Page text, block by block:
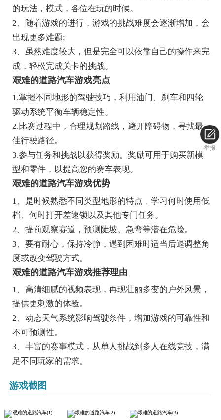
的玩法，模式，各位在玩的时候。
2、随着游戏的进行，游戏的挑战难度会逐渐增加，会
出现更多难题;
3、虽然难度较大，但是完全可以依靠自己的操作来完
成，轻松完成关卡的挑战。
艰难的道路汽车游戏亮点
1.掌握不同地形的驾驶技巧，利用油门、刹车和四轮
驱动系统平衡车辆稳定性。
2.比赛过程中，合理规划路线，避开障碍物，寻找最
佳行驶路径。
3.参与任务和挑战以获得奖励。奖励可用于购买新模
型和零件，以提高您的赛车表现。
艰难的道路汽车游戏优势
1、是时候熟悉不同类型地形的特点，学习何时使用低
档、何时打开差速锁以及其他专门任务。
2、提前观察赛道，预测陡坡、急弯等潜在危险。
3、要有耐心，保持冷静，遇到困难时适当后退调整角
度或改变驾驶方式。
艰难的道路汽车游戏推荐理由
1、高清细腻的视频表现，再现壮丽多变的户外风景，
提供更刺激的体验。
2、动态天气系统影响驾驶条件，增加游戏的可靠性和
不可预测性。
3、丰富的赛事模式，从单人挑战到多人在线竞技，满
足不同玩家的需求。
游戏截图
举报